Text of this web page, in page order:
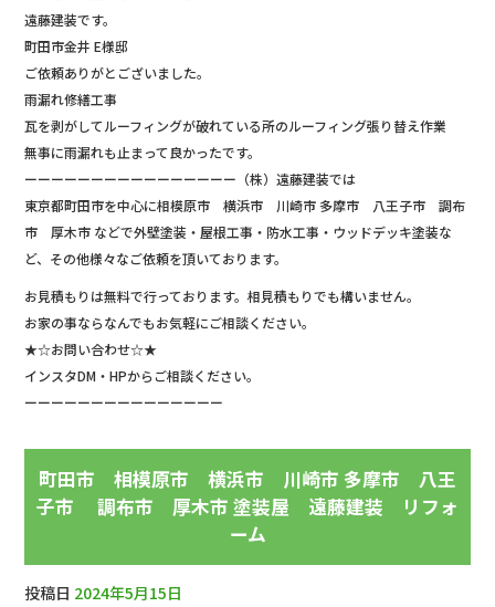
遠藤建装です。
町田市金井 E様邸
ご依頼ありがとございました。
雨漏れ修繕工事
瓦を剥がしてルーフィングが破れている所のルーフィング張り替え作業
無事に雨漏れも止まって良かったです。
ーーーーーーーーーーーーーーーー（株）遠藤建装では
東京都町田市を中心に相模原市 横浜市 川崎市 多摩市 八王子市 調布
市 厚木市 などで外壁塗装・屋根工事・防水工事・ウッドデッキ塗装な
ど、その他様々なご依頼を頂いております。
お見積もりは無料で行っております。相見積もりでも構いません。
お家の事ならなんでもお気軽にご相談ください。
★☆お問い合わせ☆★
インスタDM・HPからご相談ください。
ーーーーーーーーーーーーーーー
町田市 相模原市 横浜市 川崎市 多摩市 八王
子市 調布市 厚木市 塗装屋 遠藤建装 リフォ
ーム
投稿日 2024年5月15日